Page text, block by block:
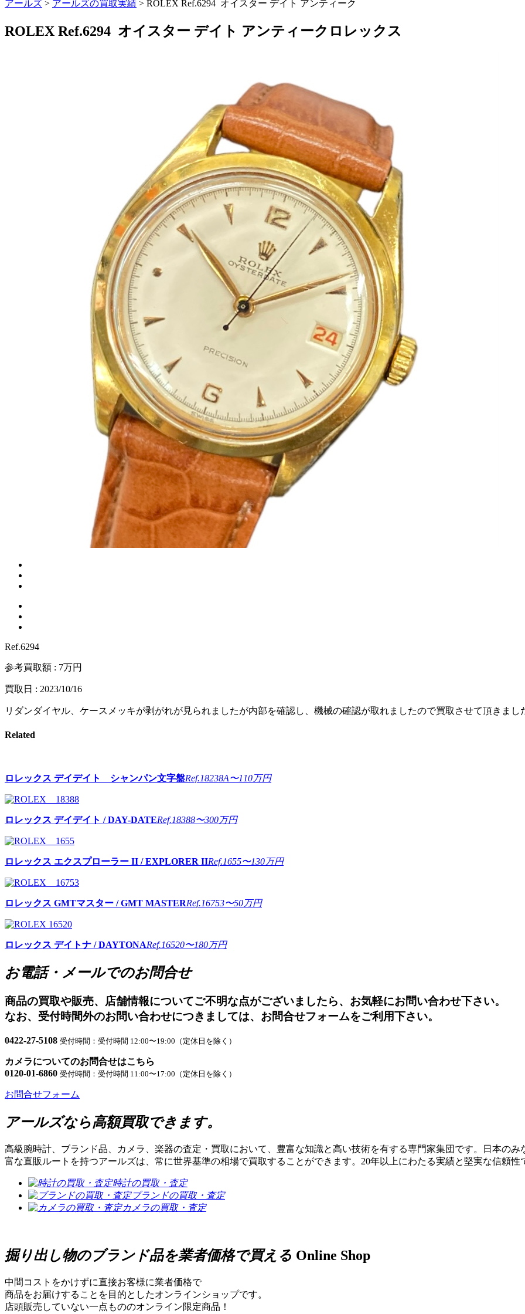
アールズ > アールズの買取実績 > ROLEX Ref.6294 オイスター デイト アンティーク
ROLEX Ref.6294 オイスター デイト アンティーク ロレックス
Ref.6294
参考買取額 : 7万円
買取日 : 2023/10/16
リダンダイヤル、ケースメッキが剥がれが見られましたが内部を確認し、機械の確認が取れましたので買取させて頂きまし
Related
ロレックス デイデイト シャンパン文字盤Ref.18238A〜110万円
ロレックス デイデイト / DAY-DATERef.18388〜300万円
ロレックス エクスプローラー II / EXPLORER IIRef.1655〜130万円
ロレックス GMTマスター / GMT MASTERRef.16753〜50万円
ロレックス デイトナ / DAYTONARef.16520〜180万円
お電話・メールでのお問合せ
商品の買取や販売、店舗情報についてご不明な点がございましたら、お気軽にお問い合わせ下さい。
なお、受付時間外のお問い合わせにつきましては、お問合せフォームをご利用下さい。
0422-27-5108 受付時間：受付時間 12:00〜19:00（定休日を除く）
カメラについてのお問合せはこちら
0120-01-6860 受付時間：受付時間 11:00〜17:00（定休日を除く）
お問合せフォーム
アールズなら高額買取できます。
高級腕時計、ブランド品、カメラ、楽器の査定・買取において、豊富な知識と高い技術を有する専門家集団です。日本の
富な直販ルートを持つアールズは、常に世界基準の相場で買取することができます。20年以上にわたる実績と堅実な信頼
時計の買取・査定
ブランドの買取・査定
カメラの買取・査定
掘り出し物のブランド品を業者価格で買える Online Shop
中間コストをかけずに直接お客様に業者価格で
商品をお届けすることを目的としたオンラインショップです。
店頭販売していない一点もののオンライン限定商品！